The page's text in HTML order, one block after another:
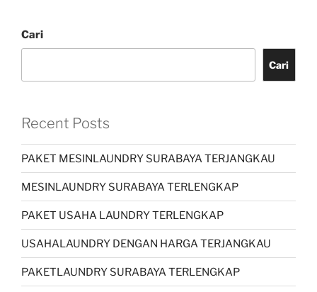
Cari
Cari
Recent Posts
PAKET MESINLAUNDRY SURABAYA TERJANGKAU
MESINLAUNDRY SURABAYA TERLENGKAP
PAKET USAHA LAUNDRY TERLENGKAP
USAHALAUNDRY DENGAN HARGA TERJANGKAU
PAKETLAUNDRY SURABAYA TERLENGKAP